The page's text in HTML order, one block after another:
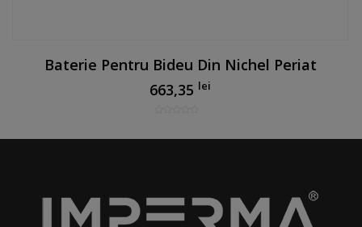
Baterie Pentru Bideu Din Nichel Periat
663,35 lei